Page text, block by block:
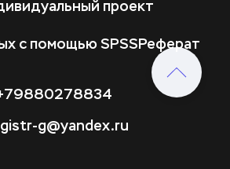
проект
с помощью SPSSРеферат
g@yandex.ru